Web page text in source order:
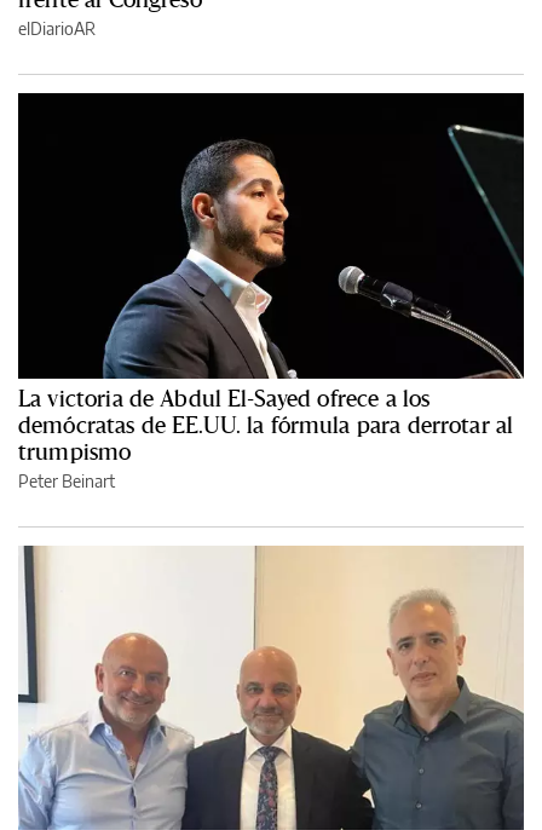
elDiarioAR
La victoria de Abdul El-Sayed ofrece a los
demócratas de EE.UU. la fórmula para derrotar al
trumpismo
Peter Beinart